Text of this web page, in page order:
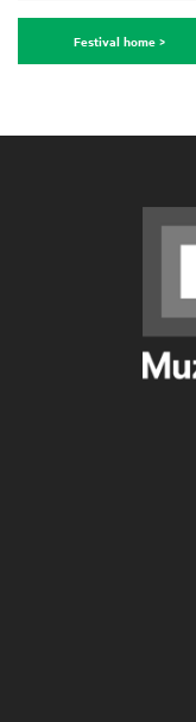
Festival home >